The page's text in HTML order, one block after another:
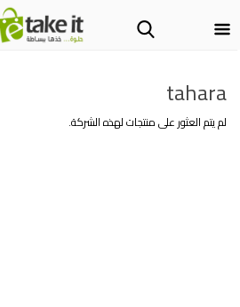
tahara
لم يتم العثور على منتجات لهذه الشركة.